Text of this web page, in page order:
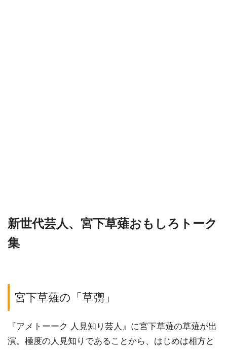
新世代芸人、宮下草薙おもしろトーク
集
宮下草薙の「草彅」
『アメトーーク 人見知り芸人』に宮下草薙の草薙が出
演。極度の人見知りであることから、はじめは相方と